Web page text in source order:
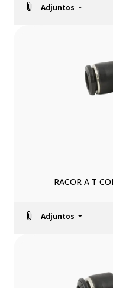
Adjuntos
RACOR A T
Adjuntos